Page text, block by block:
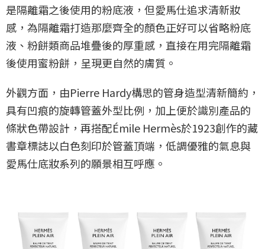
是隔離霜之後使用的粉底液，但愛馬仕追求清新妝
感，為隔離霜打造那麼齊全的顏色正好可以省略粉底
液、粉餅類商品堆疊後的厚重感，直接在用完隔離霜
後使用蜜粉餅，呈現更自然的膚質。
外觀方面，由Pierre Hardy構思的管身造型清新簡約，
具有凹痕的旋轉管蓋外型比例，加上便於識別產品的
條狀色帶設計，再搭配Émile Hermès於1923創作的藏
書章標誌以白色刻印於管蓋頂端，低調優雅的氣息與
愛馬仕底妝系列的願景相互呼應。